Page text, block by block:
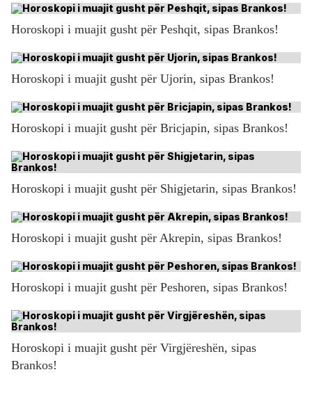
Horoskopi i muajit gusht për Peshqit, sipas Brankos!
Horoskopi i muajit gusht për Ujorin, sipas Brankos!
Horoskopi i muajit gusht për Bricjapin, sipas Brankos!
Horoskopi i muajit gusht për Shigjetarin, sipas Brankos!
Horoskopi i muajit gusht për Akrepin, sipas Brankos!
Horoskopi i muajit gusht për Peshoren, sipas Brankos!
Horoskopi i muajit gusht për Virgjëreshën, sipas
Brankos!